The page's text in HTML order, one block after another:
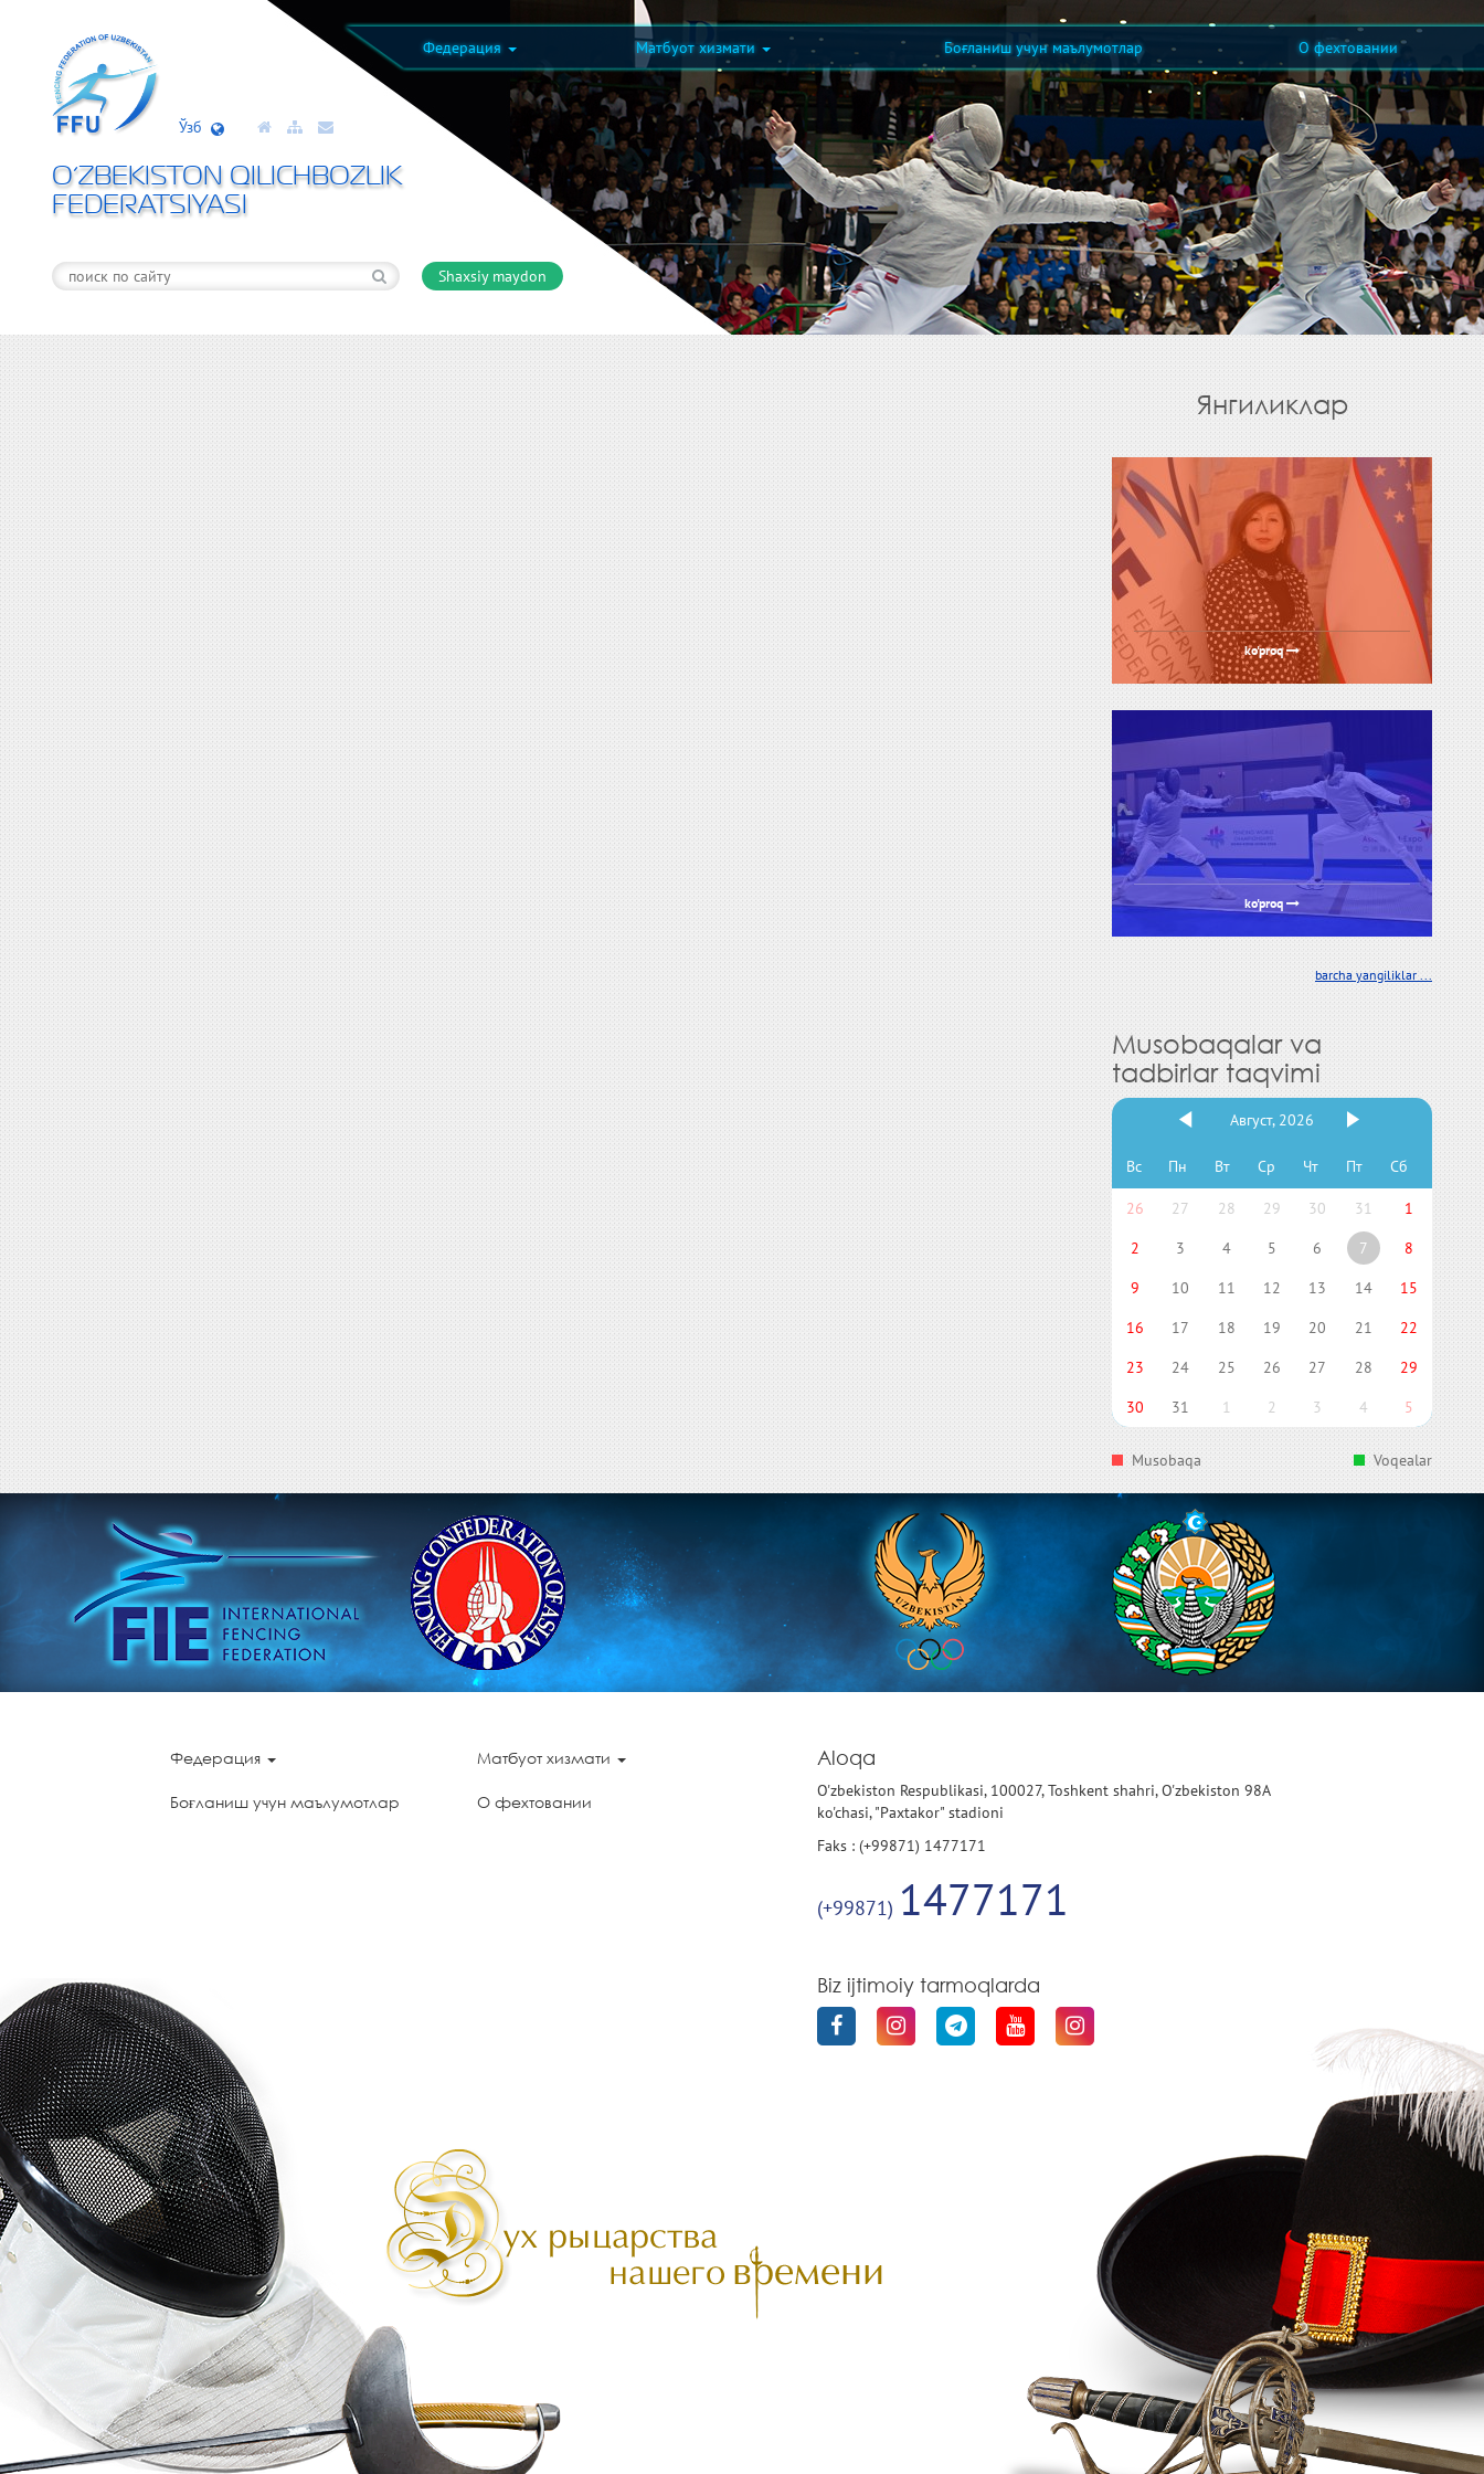
Федерация Матбуот хизмати Боғланиш учун маълумотлар О фехтовании
Ўзб
O’ZBEKISTON QILICHBOZLIK
FEDERATSIYASI
Shaxsiy maydon
Янгиликлар
ko'proq
ko'proq
barcha yangiliklar ...
Musobaqalar va
tadbirlar taqvimi
Август, 2026
Вс Пн Вт Ср Чт Пт Сб
26 27 28 29 30 31
1
2
3 4 5 6 7
8
9
10 11 12 13 14
15
16
17 18 19 20 21
22
23
24 25 26 27 28
29
30
31 1 2 3 4 5
Musobaqa Voqealar
Федерация Матбуот хизмати
Боғланиш учун маълумотлар О фехтовании
Aloqa
O'zbekiston Respublikasi, 100027, Toshkent shahri, O'zbekiston 98A
ko'chasi, "Paxtakor" stadioni
Faks : (+99871) 1477171
(+99871) 1477171
Biz ijtimoiy tarmoqlarda